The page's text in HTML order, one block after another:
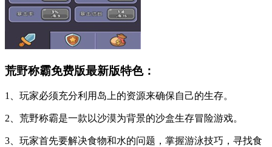
荒野称霸免费版最新版特色：
1、玩家必须充分利用岛上的资源来确保自己的生存。
2、荒野称霸是一款以沙漠为背景的沙盒生存冒险游戏。
3、玩家首先要解决食物和水的问题，掌握游泳技巧，寻找食